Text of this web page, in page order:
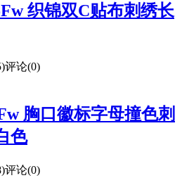
织锦双C贴布刺绣长
评论(0)
胸口徽标字母撞色刺
色
评论(0)